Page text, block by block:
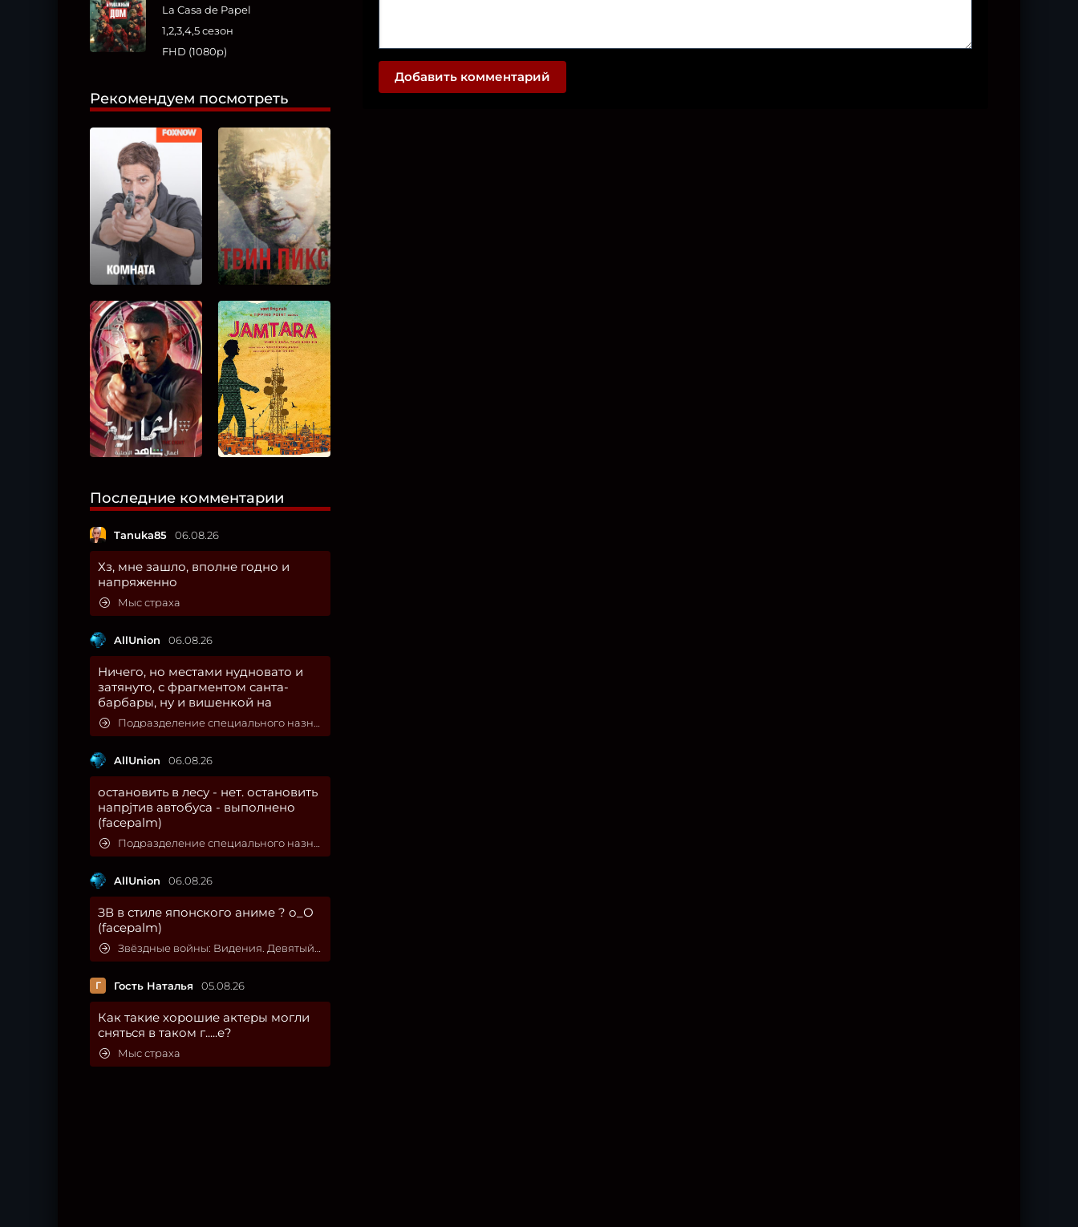
La Casa de Papel
1,2,3,4,5 сезон
FHD (1080p)
Рекомендуем посмотреть
Последние комментарии
Tanuka85 06.08.26
Хз, мне зашло, вполне годно и
напряженно
Мыс страха
AllUnion 06.08.26
Ничего, но местами нудновато и
затянуто, с фрагментом санта-
барбары, ну и вишенкой на
Подразделение специального назначения
AllUnion 06.08.26
остановить в лесу - нет. остановить
напрjтив автобуса - выполнено
(facepalm)
Подразделение специального назначения
AllUnion 06.08.26
ЗВ в стиле японского аниме ? о_О
(facepalm)
Звёздные войны: Видения. Девятый джедай
Г Гость Наталья 05.08.26
Как такие хорошие актеры могли
сняться в таком г.....е?
Мыс страха
Добавить комментарий